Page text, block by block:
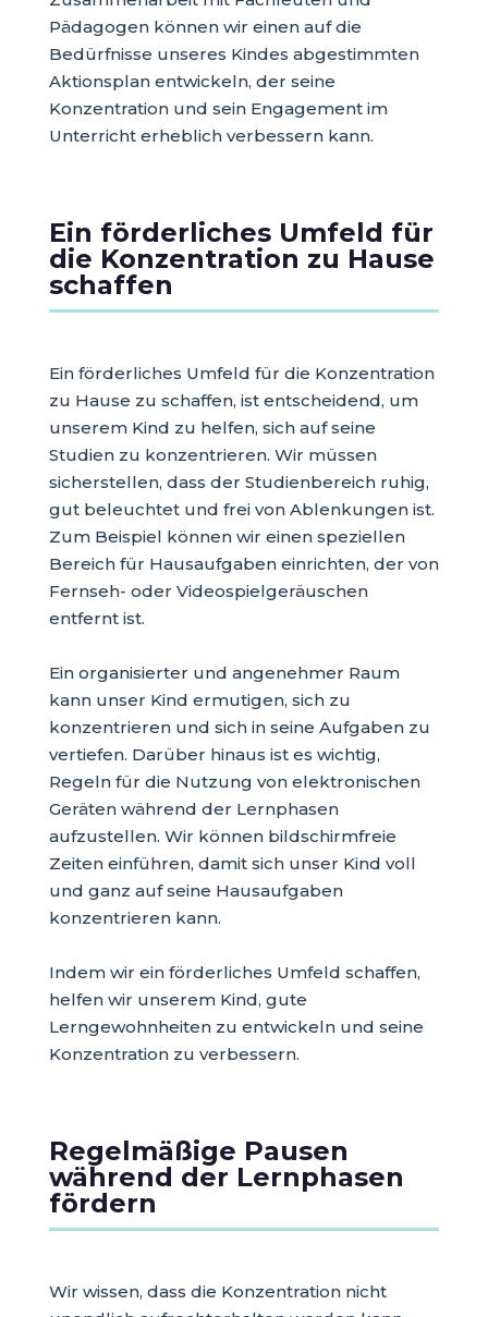
Pädagogen können wir einen auf die
Bedürfnisse unseres Kindes abgestimmten
Aktionsplan entwickeln, der seine
Konzentration und sein Engagement im
Unterricht erheblich verbessern kann.
Ein förderliches Umfeld für
die Konzentration zu Hause
schaffen
Ein förderliches Umfeld für die Konzentration
zu Hause zu schaffen, ist entscheidend, um
unserem Kind zu helfen, sich auf seine
Studien zu konzentrieren. Wir müssen
sicherstellen, dass der Studienbereich ruhig,
gut beleuchtet und frei von Ablenkungen ist.
Zum Beispiel können wir einen speziellen
Bereich für Hausaufgaben einrichten, der von
Fernseh- oder Videospielgeräuschen
entfernt ist.
Ein organisierter und angenehmer Raum
kann unser Kind ermutigen, sich zu
konzentrieren und sich in seine Aufgaben zu
vertiefen. Darüber hinaus ist es wichtig,
Regeln für die Nutzung von elektronischen
Geräten während der Lernphasen
aufzustellen. Wir können bildschirmfreie
Zeiten einführen, damit sich unser Kind voll
und ganz auf seine Hausaufgaben
konzentrieren kann.
Indem wir ein förderliches Umfeld schaffen,
helfen wir unserem Kind, gute
Lerngewohnheiten zu entwickeln und seine
Konzentration zu verbessern.
Regelmäßige Pausen
während der Lernphasen
fördern
Wir wissen, dass die Konzentration nicht